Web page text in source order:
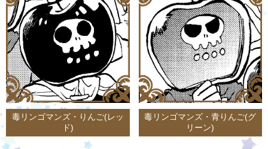
毒リンゴマンズ・りんご(レッ
ド)
毒リンゴマンズ・青りんご(グ
リーン)